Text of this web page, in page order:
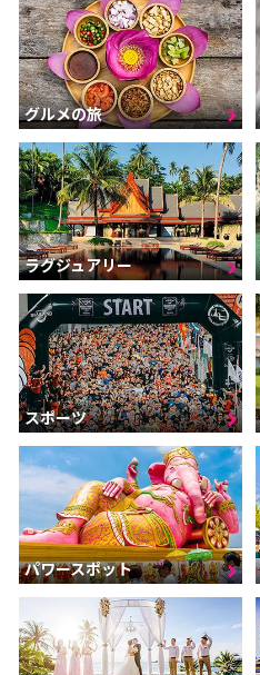
グルメの旅
ラグジュアリー
スポーツ
パワースポット